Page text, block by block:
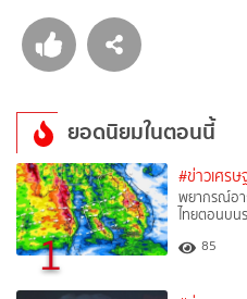
ยอดนิยมในตอนนี้
1
#ข่าวเศร
พยากรณ์อา
ไทยตอนบน
85